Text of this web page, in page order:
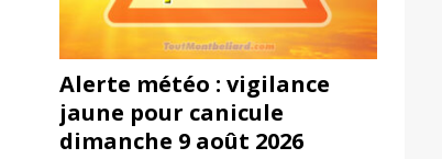
Alerte météo : vigilance
jaune pour canicule
dimanche 9 août 2026